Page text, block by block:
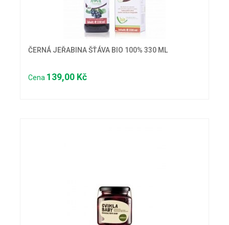
ČERNÁ JEŘABINA ŠŤÁVA BIO 100% 330 ML
Cena 139,00 Kč